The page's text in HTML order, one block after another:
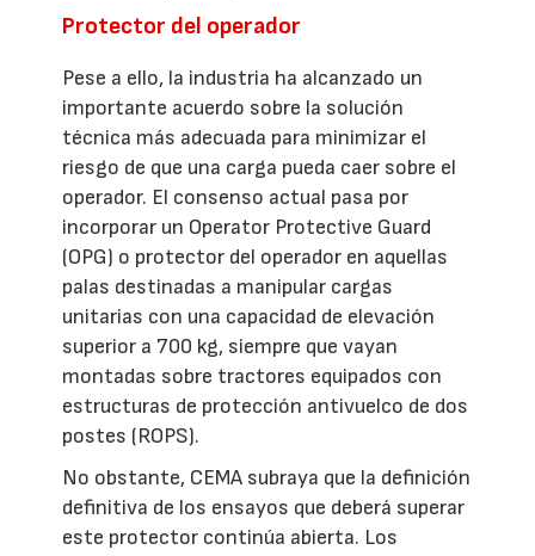
Protector del operador
Pese a ello, la industria ha alcanzado un
importante acuerdo sobre la solución
técnica más adecuada para minimizar el
riesgo de que una carga pueda caer sobre el
operador. El consenso actual pasa por
incorporar un Operator Protective Guard
(OPG) o protector del operador en aquellas
palas destinadas a manipular cargas
unitarias con una capacidad de elevación
superior a 700 kg, siempre que vayan
montadas sobre tractores equipados con
estructuras de protección antivuelco de dos
postes (ROPS).
No obstante, CEMA subraya que la definición
definitiva de los ensayos que deberá superar
este protector continúa abierta. Los